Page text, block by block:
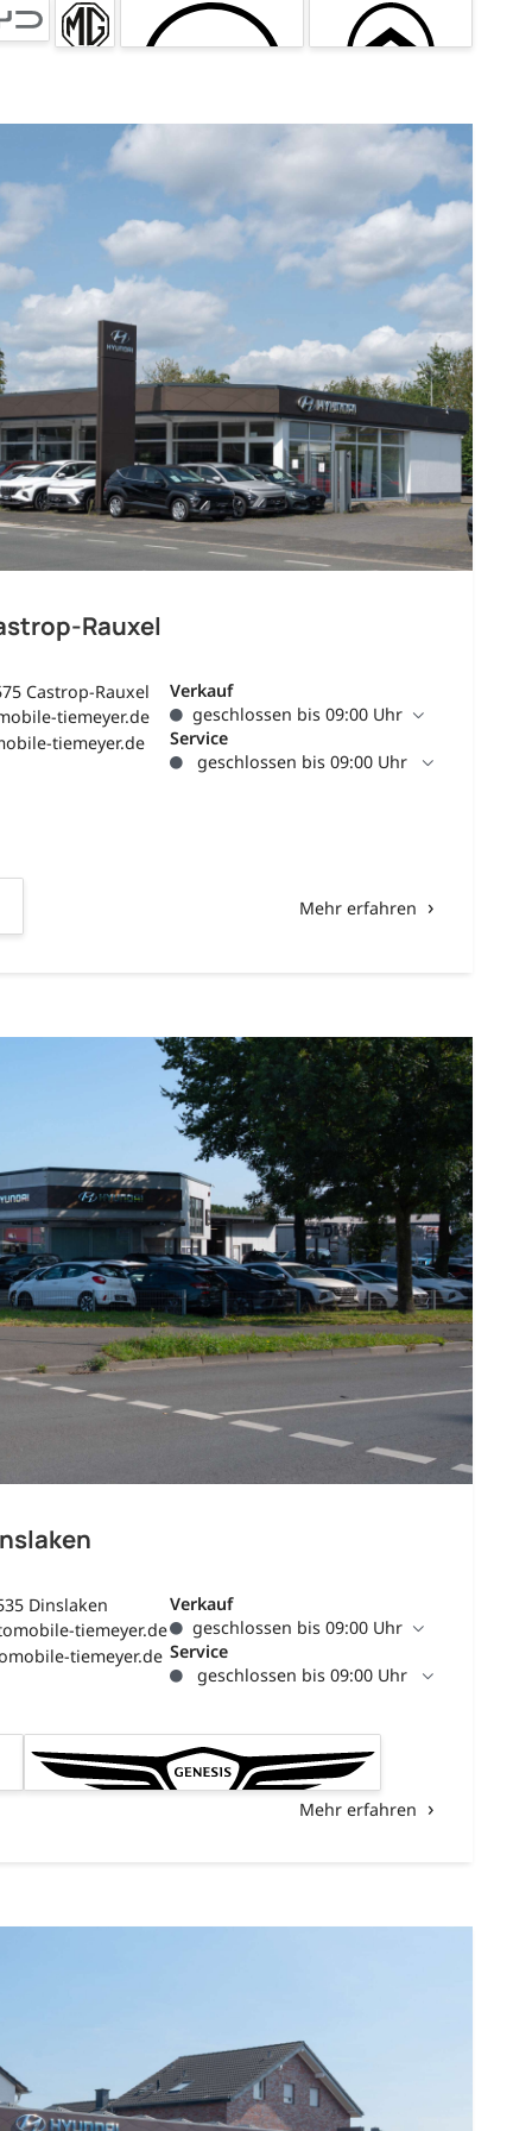
Rauxel
Castrop-Rauxel
tiemeyer.de
tiemeyer.de
Verkauf
geschlossen bis 09:00 Uhr
Service
geschlossen bis 09:00 Uhr
Mehr erfahren
Dinslaken
tiemeyer.de
tiemeyer.de
Verkauf
geschlossen bis 09:00 Uhr
Service
geschlossen bis 09:00 Uhr
Mehr erfahren